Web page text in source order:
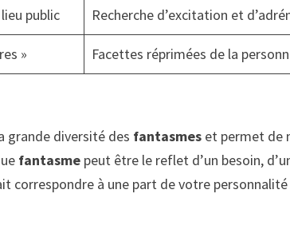
public Recherche d’excitation et
» Facettes réprimées de la
grande diversité des fantasmes et permet de
fantasme peut être le reflet d’un besoin,
correspondre à une part de votre personnalité